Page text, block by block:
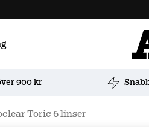
900 kr
Toric 6 linser